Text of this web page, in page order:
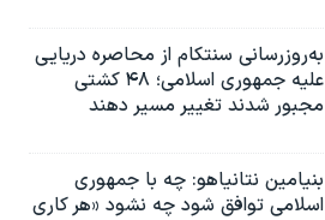
به‌روزرسانی سنتکام از محاصره دریایی
علیه جمهوری اسلامی؛ ۴۸ کشتی
مجبور شدند تغییر مسیر دهند
بنیامین نتانیاهو: چه با جمهوری
اسلامی توافق شود چه نشود «هر کاری